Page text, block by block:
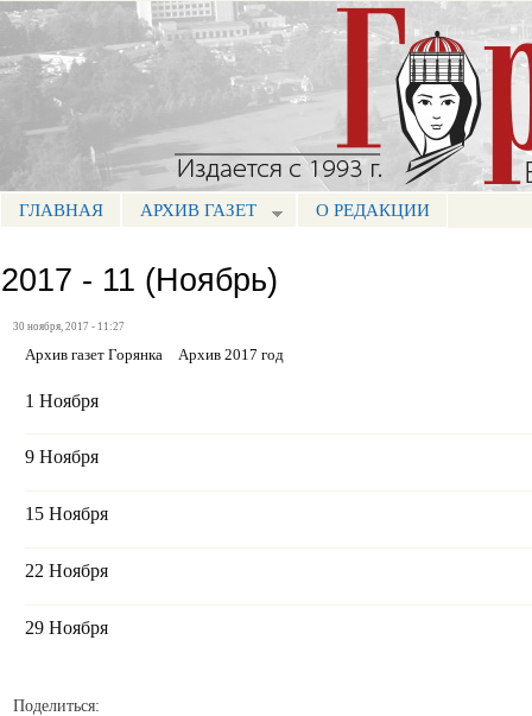
Портал СМИ КБР
МЕНЮ ГОРЯНКА
ГЛАВНАЯ АРХИВ ГАЗЕТ О РЕДАКЦИИ
2017 - 11 (Ноябрь)
30 ноября, 2017 - 11:27
Архив газет Горянка Архив 2017 год
1 Ноября
9 Ноября
15 Ноября
22 Ноября
29 Ноября
Поделиться: